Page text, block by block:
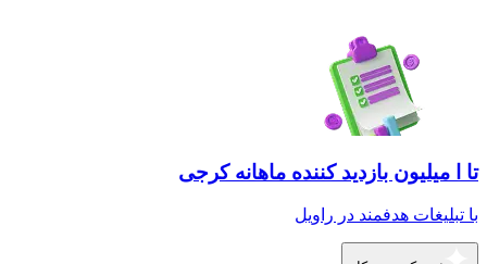
تا ا میلیون بازدید کننده ماهانه کرجی
با تبلیغات هدفمند در راویل